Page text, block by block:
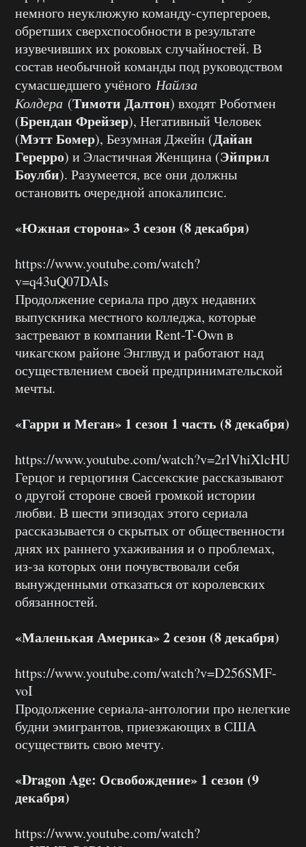
немного неуклюжую команду-супергероев,
обретших сверхспособности в результате
изувечивших их роковых случайностей. В
состав необычной команды под руководством
сумасшедшего учёного Найлза
Колдера (Тимоти Далтон) входят Роботмен
(Брендан Фрейзер), Негативный Человек
(Мэтт Бомер), Безумная Джейн (Дайан
Герерро) и Эластичная Женщина (Эйприл
Боулби). Разумеется, все они должны
остановить очередной апокалипсис.
«Южная сторона» 3 сезон (8 декабря)
https://www.youtube.com/watch?
v=q43uQ07DAIs
Продолжение сериала про двух недавних
выпускника местного колледжа, которые
застревают в компании Rent-T-Own в
чикагском районе Энглвуд и работают над
осуществлением своей предпринимательской
мечты.
«Гарри и Меган» 1 сезон 1 часть (8 декабря)
https://www.youtube.com/watch?v=2rlVhiXlcHU
Герцог и герцогиня Сассекские рассказывают
о другой стороне своей громкой истории
любви. В шести эпизодах этого сериала
рассказывается о скрытых от общественности
днях их раннего ухаживания и о проблемах,
из-за которых они почувствовали себя
вынужденными отказаться от королевских
обязанностей.
«Маленькая Америка» 2 сезон (8 декабря)
https://www.youtube.com/watch?v=D256SMF-
voI
Продолжение сериала-антологии про нелегкие
будни эмигрантов, приезжающих в США
осуществить свою мечту.
«Dragon Age: Освобождение» 1 сезон (9
декабря)
https://www.youtube.com/watch?